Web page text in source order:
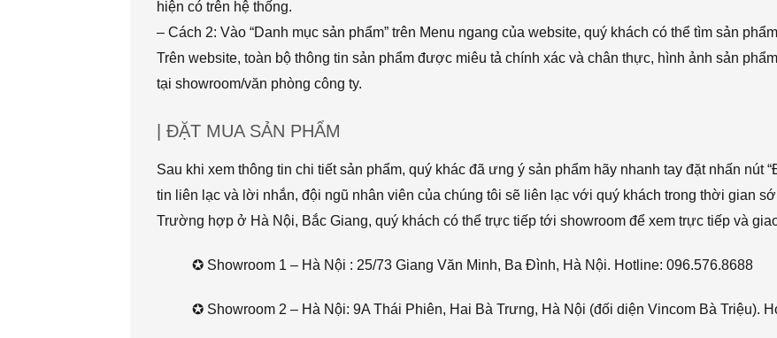
hiện có trên hệ thống.
– Cách 2: Vào “Danh mục sản phẩm” trên Menu ngang của website, quý khách có thể tìm sản
Trên website, toàn bộ thông tin sản phẩm được miêu tả chính xác và chân thực, hình ảnh sản
tại showroom/văn phòng công ty.
| ĐẶT MUA SẢN PHẨM
Sau khi xem thông tin chi tiết sản phẩm, quý khác đã ưng ý sản phẩm hãy nhanh tay đặt nhấn nút
tin liên lạc và lời nhắn, đội ngũ nhân viên của chúng tôi sẽ liên lạc với quý khách trong thời gian
Trường hợp ở Hà Nội, Bắc Giang, quý khách có thể trực tiếp tới showroom để xem trực tiếp và
✪ Showroom 1 – Hà Nội : 25/73 Giang Văn Minh, Ba Đình, Hà Nội. Hotline: 096.576.8688
✪ Showroom 2 – Hà Nội: 9A Thái Phiên, Hai Bà Trưng, Hà Nội (đối diện Vincom Bà Triệu).